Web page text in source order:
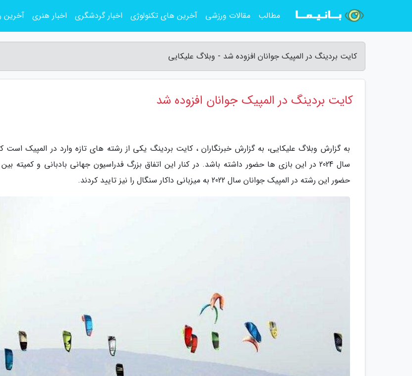
کایت بردینگ در المپیک جوانان افزوده شد - وبلاگ علیکایی
کایت بردینگ در المپیک جوانان افزوده شد
به گزارش وبلاگ علیکایی، به گزارش خبرنگاران ، کایت بردینگ یکی از رشته های تازه وارد در المپیک است
سال 2024 در این بازی ها حضور داشته باشد. در کنار این اتفاق بزرگ فدراسیون جهانی بادبانی و کمیته
حضور این رشته در المپیک جوانان سال 2022 به میزبانی داکار سنگال را نیز تایید کردند.
مطالب مقالات ورزشی آخرین های تکنولوژی اخبار گردشگری اخبار هنری آخرین